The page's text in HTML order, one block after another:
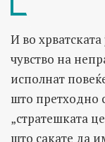
И во
чувство на
исполнат
што претходно
„стратешката
што сакате да